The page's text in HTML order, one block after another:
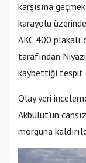
karşısına
karayolu
AKC 400 plakalı
tarafından
kaybettiği tespit
Olay yeri
Akbulut’un
morguna